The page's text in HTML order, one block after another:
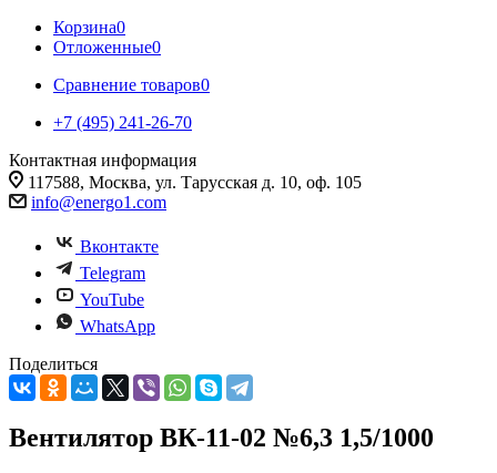
Корзина0
Отложенные0
Сравнение товаров0
+7 (495) 241-26-70
Контактная информация
117588, Москва, ул. Тарусская д. 10, оф. 105
info@energo1.com
Вконтакте
Telegram
YouTube
WhatsApp
Поделиться
Вентилятор ВК-11-02 №6,3 1,5/1000